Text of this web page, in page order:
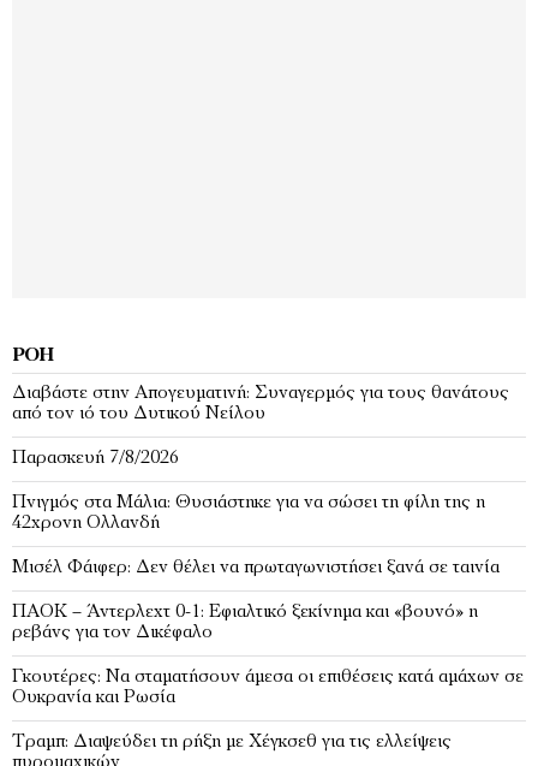
ΡΟΉ
Διαβάστε στην Απογευματινή: Συναγερμός για τους θανάτους
από τον ιό του Δυτικού Νείλου
Παρασκευή 7/8/2026
Πνιγμός στα Μάλια: Θυσιάστηκε για να σώσει τη φίλη της η
42χρονη Ολλανδή
Μισέλ Φάιφερ: Δεν θέλει να πρωταγωνιστήσει ξανά σε ταινία
ΠΑΟΚ – Άντερλεχτ 0-1: Εφιαλτικό ξεκίνημα και «βουνό» η
ρεβάνς για τον Δικέφαλο
Γκουτέρες: Να σταματήσουν άμεσα οι επιθέσεις κατά αμάχων σε
Ουκρανία και Ρωσία
Τραμπ: Διαψεύδει τη ρήξη με Χέγκσεθ για τις ελλείψεις